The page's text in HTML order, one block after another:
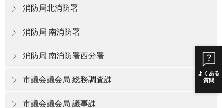
よくある
質問
消防局北消防署
消防局 南消防署
消防局 南消防署西分署
市議会議会局 総務調査課
市議会議会局 議事課